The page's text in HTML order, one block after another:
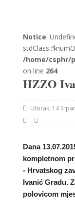
Notice:
/home/csphr/
on line 264
HZZO
Utorak, 14
Dana
kompletnom
- Hrvatskog
Ivanić Gradu.
polovicom